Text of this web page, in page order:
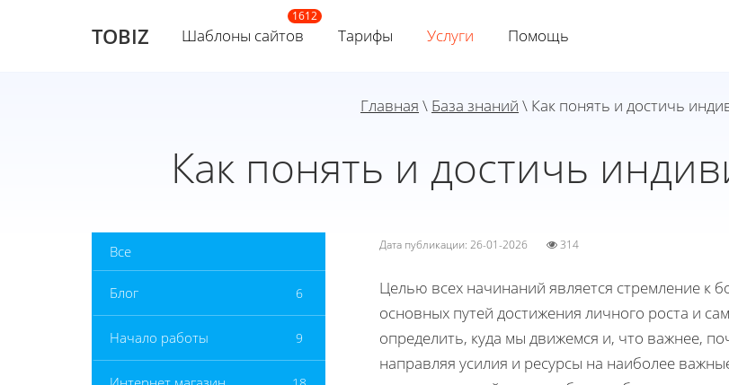
TOBIZ Шаблоны сайтов Тарифы Услуги Помощь
Главная \ База знаний \ Как понять и достичь
Как понять и достичь
Все
Блог 6
Начало работы 9
Дата публикации: 26-01-2026 314
Целью всех начинаний является стремление к
основных путей достижения личного роста и
определить, куда мы движемся и, что важнее,
направляя усилия и ресурсы на наиболее